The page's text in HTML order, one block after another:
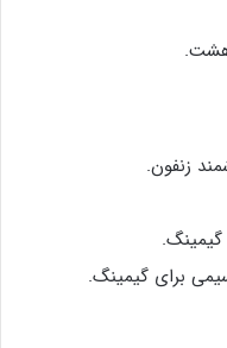
هشت.
زنفون.
برای گیمینگ.